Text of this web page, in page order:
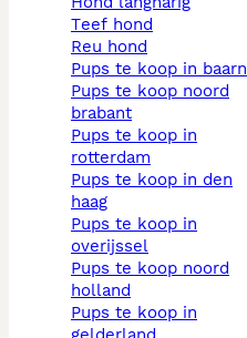
teef hond
reu hond
pups te koop in baarn
pups te koop noord
brabant
pups te koop in
rotterdam
pups te koop in den
haag
pups te koop in
overijssel
pups te koop noord
holland
pups te koop in